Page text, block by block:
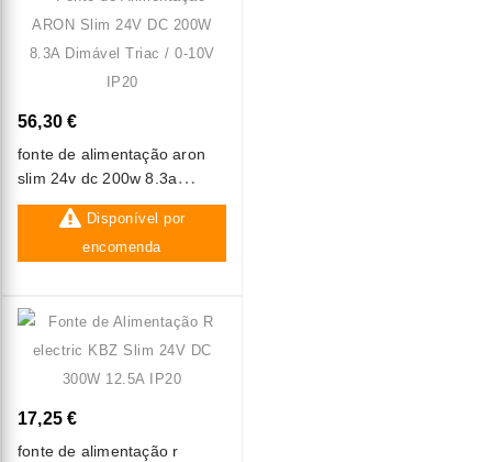
56,30 €
fonte de alimentação aron
slim 24v dc 200w 8.3a
dimável triac / 0-10v ip20
Disponível por
encomenda
17,25 €
fonte de alimentação r